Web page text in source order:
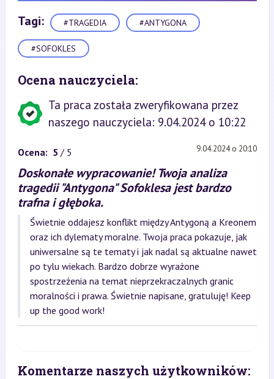
Tagi: #TRAGEDIA #ANTYGONA
#SOFOKLES
Ocena nauczyciela:
Ta praca została zweryfikowana przez
naszego nauczyciela: 9.04.2024 o 10:22
Ocena: 5 / 5 9.04.2024 o 20:10
Doskonałe wypracowanie! Twoja analiza
tragedii "Antygona" Sofoklesa jest bardzo
trafna i głęboka.
Świetnie oddajesz konflikt między Antygoną a Kreonem
oraz ich dylematy moralne. Twoja praca pokazuje, jak
uniwersalne są te tematy i jak nadal są aktualne nawet
po tylu wiekach. Bardzo dobrze wyrażone
spostrzeżenia na temat nieprzekraczalnych granic
moralności i prawa. Świetnie napisane, gratuluję! Keep
up the good work!
Komentarze naszych użytkowników: